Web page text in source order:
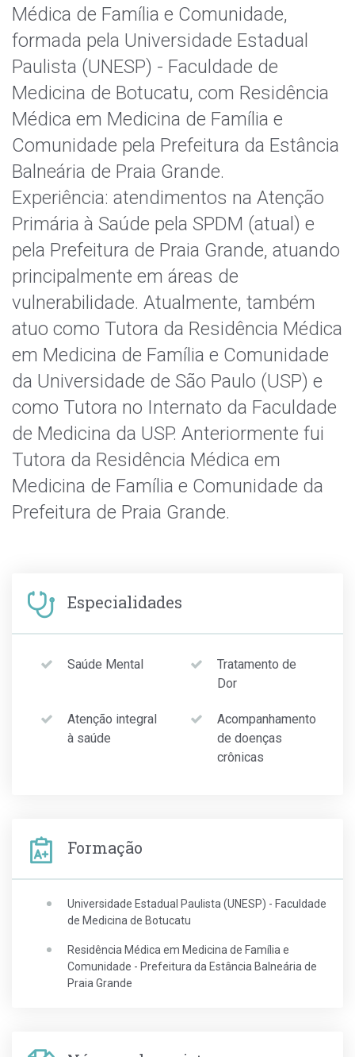
Médica de Família e Comunidade,
formada pela Universidade Estadual
Paulista (UNESP) - Faculdade de
Medicina de Botucatu, com Residência
Médica em Medicina de Família e
Comunidade pela Prefeitura da Estância
Balneária de Praia Grande.
Experiência: atendimentos na Atenção
Primária à Saúde pela SPDM (atual) e
pela Prefeitura de Praia Grande, atuando
principalmente em áreas de
vulnerabilidade. Atualmente, também
atuo como Tutora da Residência Médica
em Medicina de Família e Comunidade
da Universidade de São Paulo (USP) e
como Tutora no Internato da Faculdade
de Medicina da USP. Anteriormente fui
Tutora da Residência Médica em
Medicina de Família e Comunidade da
Prefeitura de Praia Grande.
Especialidades
Saúde Mental
Tratamento de
Dor
Atenção integral
à saúde
Acompanhamento
de doenças
crônicas
Formação
Universidade Estadual Paulista (UNESP) - Faculdade
de Medicina de Botucatu
Residência Médica em Medicina de Família e
Comunidade - Prefeitura da Estância Balneária de
Praia Grande